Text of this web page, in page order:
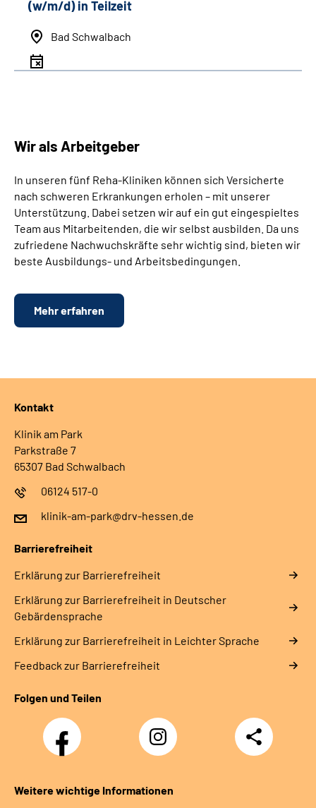
(w/m/d) in Teilzeit
Bad Schwalbach
Wir als Arbeitgeber
In unseren fünf Reha-Kliniken können sich Versicherte
nach schweren Erkrankungen erholen – mit unserer
Unterstützung. Dabei setzen wir auf ein gut eingespieltes
Team aus Mitarbeitenden, die wir selbst ausbilden. Da uns
zufriedene Nachwuchskräfte sehr wichtig sind, bieten wir
beste Ausbildungs- und Arbeitsbedingungen.
Mehr erfahren
Kontakt
Klinik am Park
Parkstraße 7
65307 Bad Schwalbach
06124 517-0
klinik-am-park@drv-hessen.de
Barrierefreiheit
Erklärung zur Barrierefreiheit
Erklärung zur Barrierefreiheit in Deutscher
Gebärdensprache
Erklärung zur Barrierefreiheit in Leichter Sprache
Feedback zur Barrierefreiheit
Folgen und Teilen
Facebook Instagram
Teilen
Weitere wichtige Informationen